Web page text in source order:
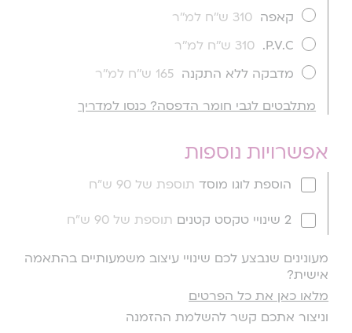
קאפה 310 ש''ח למ''ר
P.V.C.
310 ש''ח למ''ר
מדבקה ללא התקנה 165 ש''ח למ''ר
מתלבטים לגבי חומר הדפסה? כנסו למדריך
אפשרויות נוספות
הוספת לוגו מוסד תוספת של 90 ש"ח
2 שינויי טקסט קטנים תוספת של 90 ש"ח
מעונינים שנבצע לכם שינויי עיצוב משמעותיים בהתאמה
אישית?
מלאו כאן את כל הפרטים
וניצור אתכם קשר להשלמת ההזמנה